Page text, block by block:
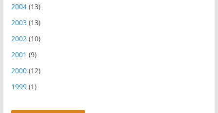
2004(13)
2003 (13)
2002(10)
2001 (9)
2000(12)
1999(1)